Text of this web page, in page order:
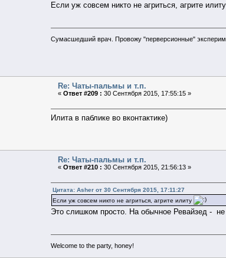
Если уж совсем никто не агриться, агрите илиту
Сумасшедший врач. Провожу "перверсионные"
Re: Чаты-пальмы и т.п.
«Ответ #209 : 30 Сентября 2015, 17:55:15 »
Илита в паблике во вконтактике)
Re: Чаты-пальмы и т.п.
«Ответ #210 : 30 Сентября 2015, 21:56:13 »
Цитата: Asher от 30 Сентября 2015, 17:11:27
Если уж совсем никто не агриться, агрите илиту
Это слишком просто. На обычное Ревайзед - не
Welcome to the party, honey!